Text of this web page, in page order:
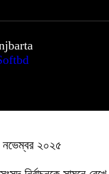
নভেম্বর ২০২৫